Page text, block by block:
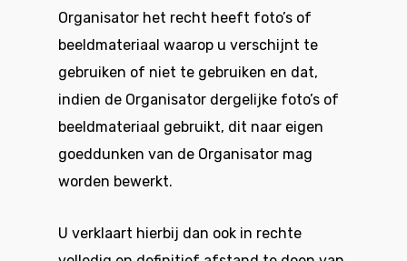
Organisator het recht heeft foto’s of
beeldmateriaal waarop u verschijnt te
gebruiken of niet te gebruiken en dat,
indien de Organisator dergelijke foto’s of
beeldmateriaal gebruikt, dit naar eigen
goeddunken van de Organisator mag
worden bewerkt.
U verklaart hierbij dan ook in rechte